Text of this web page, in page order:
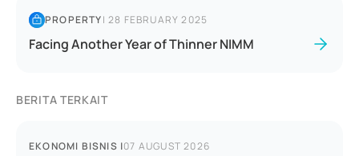
PROPERTY|28 FEBRUARY 2025
Facing Another Year of Thinner NIMM
BERITA TERKAIT
EKONOMI BISNIS |07 AUGUST 2026